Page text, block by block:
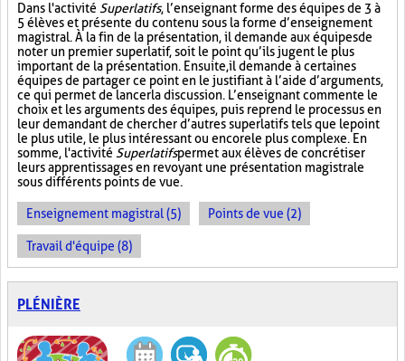
Dans l'activité Superlatifs, l’enseignant forme des équipes de 3 à
5 élèves et présente du contenu sous la forme d’enseignement
magistral. À la fin de la présentation, il demande aux équipes de
noter un premier superlatif, soit le point qu’ils jugent le plus
important de la présentation. Ensuite, il demande à certaines
équipes de partager ce point en le justifiant à l’aide d’arguments,
ce qui permet de lancer la discussion. L’enseignant commente le
choix et les arguments des équipes, puis reprend le processus en
leur demandant de chercher d’autres superlatifs tels que le point
le plus utile, le plus intéressant ou encore le plus complexe. En
somme, l'activité Superlatifspermet aux élèves de concrétiser
leurs apprentissages en revoyant une présentation magistrale
sous différents points de vue.
Enseignement magistral (5) Points de vue (2)
Travail d'équipe (8)
PLÉNIÈRE